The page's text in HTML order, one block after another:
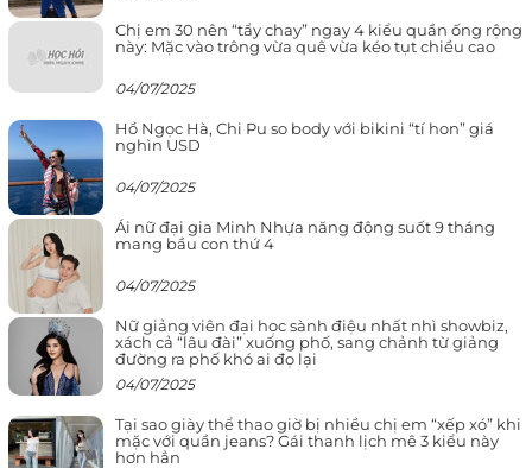
Chị em 30 nên “tẩy chay” ngay 4 kiểu quần ống rộng
này: Mặc vào trông vừa quê vừa kéo tụt chiều cao
04/07/2025
Hồ Ngọc Hà, Chi Pu so body với bikini “tí hon” giá
nghìn USD
04/07/2025
Ái nữ đại gia Minh Nhựa năng động suốt 9 tháng
mang bầu con thứ 4
04/07/2025
Nữ giảng viên đại học sành điệu nhất nhì showbiz,
xách cả “lâu đài” xuống phố, sang chảnh từ giảng
đường ra phố khó ai đọ lại
04/07/2025
Tại sao giày thể thao giờ bị nhiều chị em “xếp xó” khi
mặc với quần jeans? Gái thanh lịch mê 3 kiểu này
hơn hẳn